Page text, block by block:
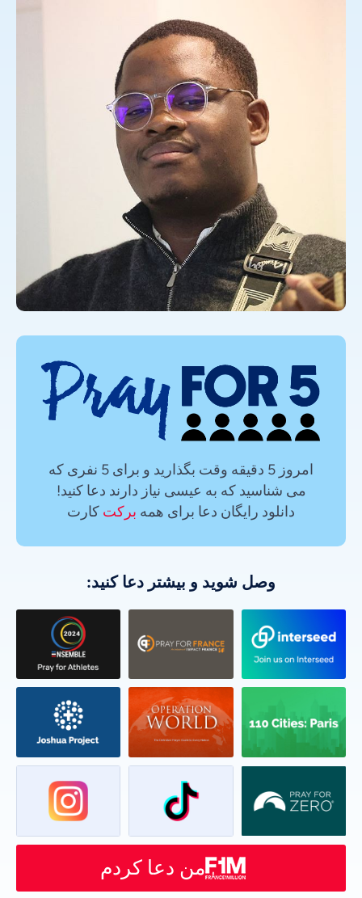
امروز 5 دقیقه وقت بگذارید و برای 5 نفری که
می شناسید که به عیسی نیاز دارند دعا کنید!
دانلود رایگان دعا برای همه برکت کارت
وصل شوید و بیشتر دعا کنید:
من دعا کردم